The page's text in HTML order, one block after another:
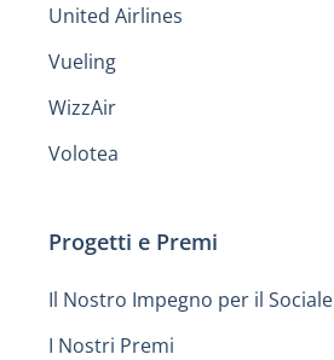
United Airlines
Vueling
WizzAir
Volotea
Progetti e Premi
Il Nostro Impegno per il Sociale
I Nostri Premi